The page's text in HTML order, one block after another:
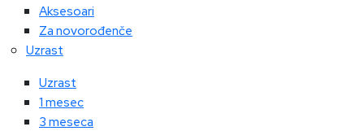
Aksesoari
Za novorođenče
Uzrast
Uzrast
1 mesec
3 meseca